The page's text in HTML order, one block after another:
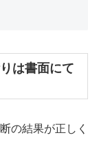
は書面にて
の結果が正しく